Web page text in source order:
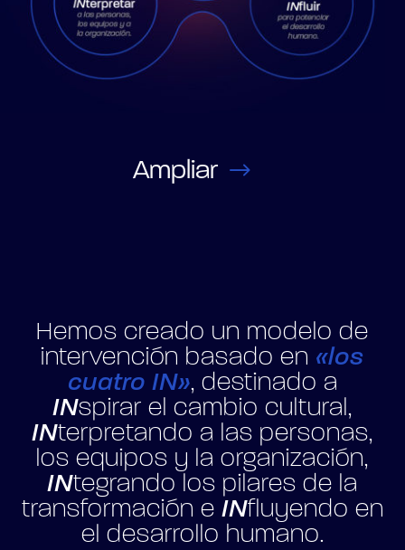
Ampliar
Hemos creado un modelo de
intervención basado en «los
cuatro IN», destinado a
INspirar el cambio cultural,
INterpretando a las personas,
los equipos y la organización,
INtegrando los pilares de la
transformación e INfluyendo en
el desarrollo humano.